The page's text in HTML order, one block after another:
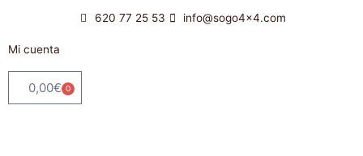
contenido
620 77 25 53 info@sogo4x4.com
Mi cuenta
0,00€ 0
Carrito